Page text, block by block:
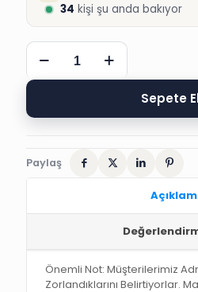
34 kişi şu anda bakıyor
25
ADET
ÖRÜMCEK
KANEPE
Sepete
Paylaş
Önemli Not: Müşterilerimiz
Zorlandıklarını Belirtiyorlar.